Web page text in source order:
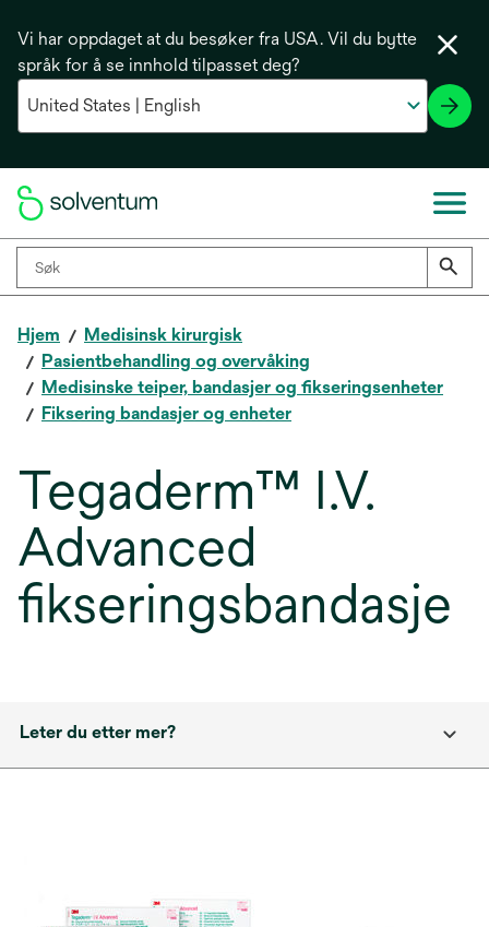
Vi har oppdaget at du besøker fra USA. Vil du bytte
språk for å se innhold tilpasset deg?
Hjem
Medisinsk kirurgisk
Pasientbehandling og overvåking
Medisinske teiper, bandasjer og fikseringsenheter
Fiksering bandasjer og enheter
Tegaderm™ I.V.
Advanced
fikseringsbandasje
Leter du etter mer?